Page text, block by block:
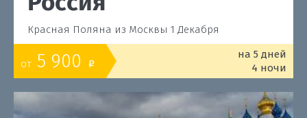
Красная Поляна из Москвы 1 Декабря
от 5 900 o
на 5 дней
4 ночи